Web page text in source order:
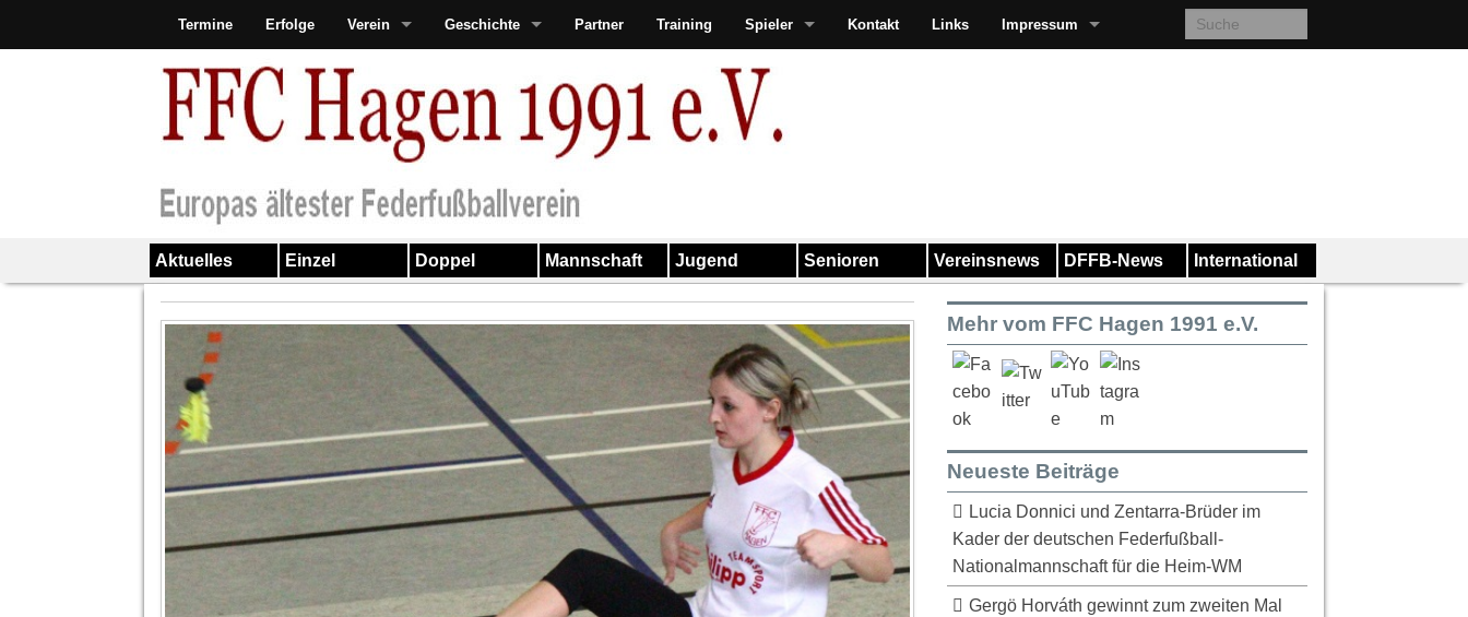
Termine Erfolge Verein Geschichte Partner Training Spieler Kontakt Links Impressum
Aktuelles Einzel Doppel Mannschaft Jugend Senioren Vereinsnews DFFB-News International
Mehr vom FFC Hagen 1991 e.V.
Neueste Beiträge
Lucia Donnici und Zentarra-Brüder im
Kader der deutschen Federfußball-
Nationalmannschaft für die Heim-WM
Gergö Horváth gewinnt zum zweiten Mal